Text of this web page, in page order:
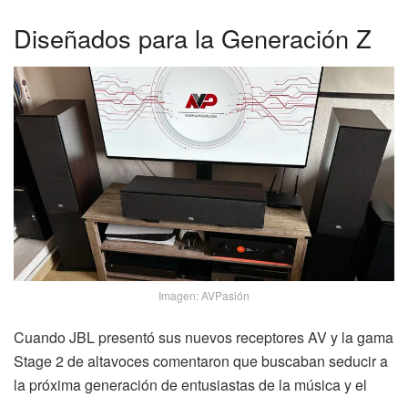
Diseñados para la Generación Z
Imagen: AVPasión
Cuando JBL presentó sus nuevos receptores AV y la gama
Stage 2 de altavoces comentaron que buscaban seducir a
la próxima generación de entusiastas de la música y el